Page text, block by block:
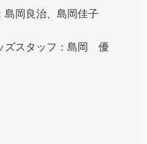
岡良治、島岡佳子
スタッフ：島岡 優